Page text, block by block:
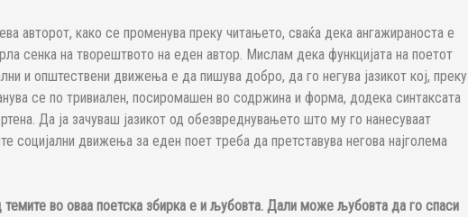
авторот, како се променува преку читањето, сваќа дека ангажираноста е
сенка на творештвото на еден автор. Мислам дека функцијата на поетот
и општествени движења е да пишува добро, да го негува јазикот кој, преку
се по тривиален, посиромашен во содржина и форма, додека синтаксата
Да ја зачуваш јазикот од обезвреднувањето што му го нанесуваат
социјални движења за еден поет треба да претставува негова најголема
во оваа поетска збирка е и љубовта. Дали може љубовта да го спаси